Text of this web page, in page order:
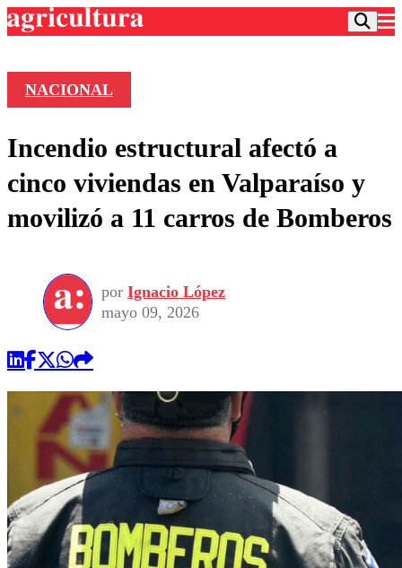
Frecuencias
Agricultura TV
Deportes
Colo Colo
Seleccion Chilena
Torneo Internacional
Universidad de Chile
Entretención
Economía
Internacional
Sustentabilidad
Publicaciones en medios
Opinión
NACIONAL
Incendio estructural afectó a
cinco viviendas en Valparaíso y
movilizó a 11 carros de Bomberos
por Ignacio López
mayo 09, 2026